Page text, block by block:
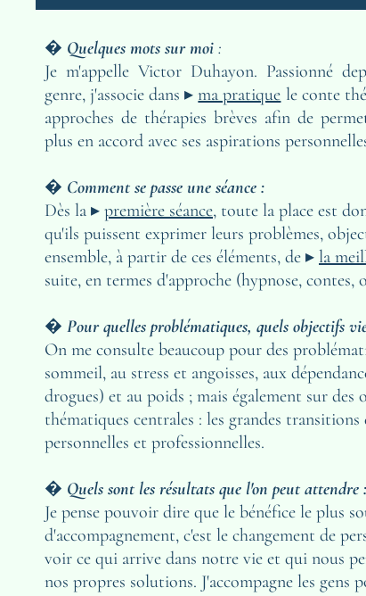
� Quelques mots sur moi :
Je m'appelle Victor Duhayon. Passionné
genre, j'associe dans ▸ ma pratique le conte
approches de thérapies brèves afin de
plus en accord avec ses aspirations
� Comment se passe une séance :
Dès la ▸ première séance, toute la place est
qu'ils puissent exprimer leurs problèmes,
ensemble, à partir de ces éléments, de ▸ la
suite, en termes d'approche (hypnose, contes,
� Pour quelles problématiques, quels objectifs
On me consulte beaucoup pour des
sommeil, au stress et angoisses, aux
drogues) et au poids ; mais également sur
thématiques centrales : les grandes
personnelles et professionnelles.
� Quels sont les résultats que l'on peut attendre :
Je pense pouvoir dire que le bénéfice le plus
d'accompagnement, c'est le changement de
voir ce qui arrive dans notre vie et qui nous
nos propres solutions. J'accompagne les gens